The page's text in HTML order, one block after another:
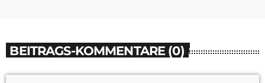
BEITRAGS-KOMMENTARE (0)